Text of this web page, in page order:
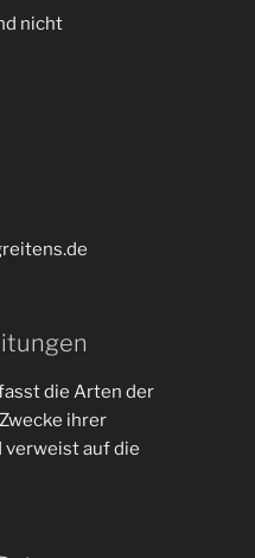
nicht
die Arten der
ihrer
verweist auf die